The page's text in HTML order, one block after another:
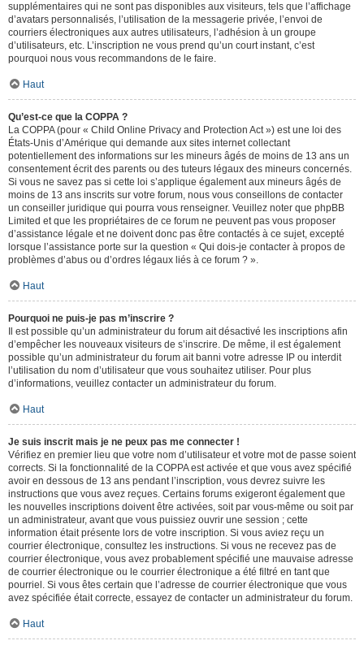
supplémentaires qui ne sont pas disponibles aux visiteurs, tels que l’affichage
d’avatars personnalisés, l’utilisation de la messagerie privée, l’envoi de
courriers électroniques aux autres utilisateurs, l’adhésion à un groupe
d’utilisateurs, etc. L’inscription ne vous prend qu’un court instant, c’est
pourquoi nous vous recommandons de le faire.
Haut
Qu’est-ce que la COPPA ?
La COPPA (pour « Child Online Privacy and Protection Act ») est une loi des
États-Unis d’Amérique qui demande aux sites internet collectant
potentiellement des informations sur les mineurs âgés de moins de 13 ans un
consentement écrit des parents ou des tuteurs légaux des mineurs concernés.
Si vous ne savez pas si cette loi s’applique également aux mineurs âgés de
moins de 13 ans inscrits sur votre forum, nous vous conseillons de contacter
un conseiller juridique qui pourra vous renseigner. Veuillez noter que phpBB
Limited et que les propriétaires de ce forum ne peuvent pas vous proposer
d’assistance légale et ne doivent donc pas être contactés à ce sujet, excepté
lorsque l’assistance porte sur la question « Qui dois-je contacter à propos de
problèmes d’abus ou d’ordres légaux liés à ce forum ? ».
Haut
Pourquoi ne puis-je pas m’inscrire ?
Il est possible qu’un administrateur du forum ait désactivé les inscriptions afin
d’empêcher les nouveaux visiteurs de s’inscrire. De même, il est également
possible qu’un administrateur du forum ait banni votre adresse IP ou interdit
l’utilisation du nom d’utilisateur que vous souhaitez utiliser. Pour plus
d’informations, veuillez contacter un administrateur du forum.
Haut
Je suis inscrit mais je ne peux pas me connecter !
Vérifiez en premier lieu que votre nom d’utilisateur et votre mot de passe soient
corrects. Si la fonctionnalité de la COPPA est activée et que vous avez spécifié
avoir en dessous de 13 ans pendant l’inscription, vous devrez suivre les
instructions que vous avez reçues. Certains forums exigeront également que
les nouvelles inscriptions doivent être activées, soit par vous-même ou soit par
un administrateur, avant que vous puissiez ouvrir une session ; cette
information était présente lors de votre inscription. Si vous aviez reçu un
courrier électronique, consultez les instructions. Si vous ne recevez pas de
courrier électronique, vous avez probablement spécifié une mauvaise adresse
de courrier électronique ou le courrier électronique a été filtré en tant que
pourriel. Si vous êtes certain que l’adresse de courrier électronique que vous
avez spécifiée était correcte, essayez de contacter un administrateur du forum.
Haut